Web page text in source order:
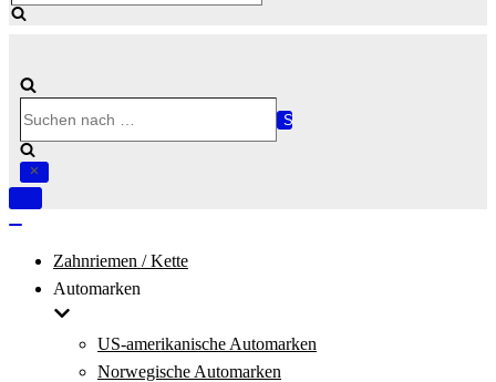
nach …
Navigation
Zahnriemen / Kette
Automarken
US-amerikanische Automarken
Norwegische Automarken